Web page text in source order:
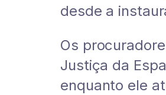
desde a
Os
Justiça da
enquanto ele